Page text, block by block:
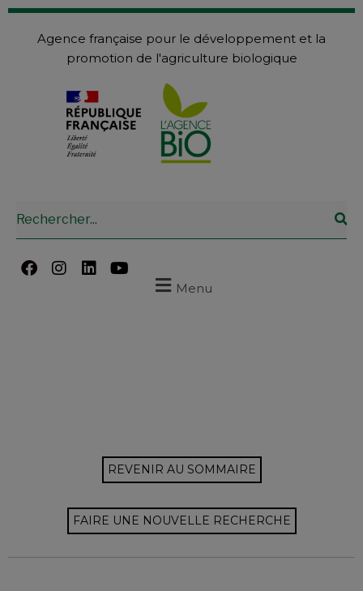
Agence française pour le développement et la
promotion de l'agriculture biologique
Menu
REVENIR AU SOMMAIRE
FAIRE UNE NOUVELLE RECHERCHE